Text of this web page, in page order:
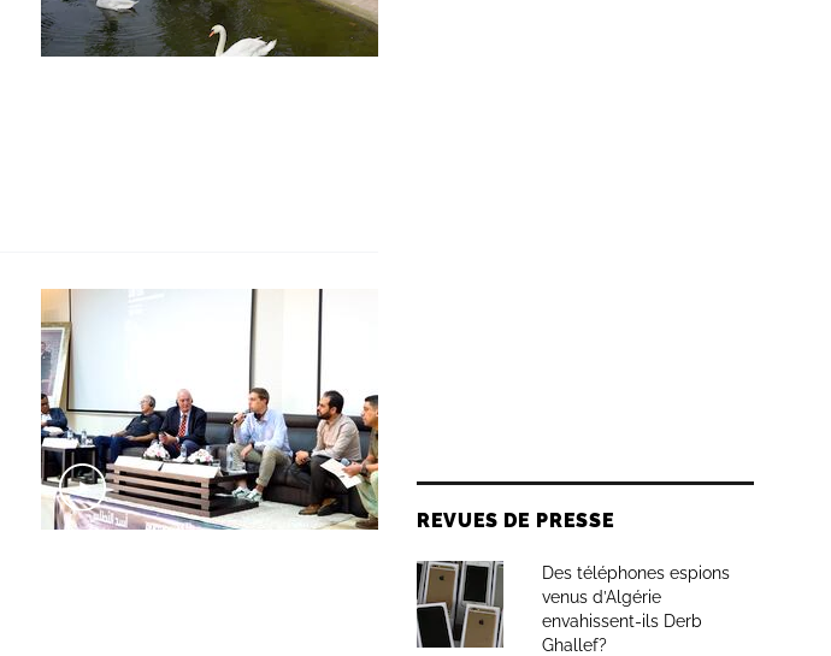
REVUES DE PRESSE
Des téléphones espions
venus d’Algérie
envahissent-ils Derb
Ghallef?